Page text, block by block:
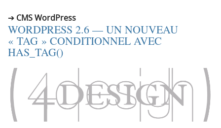
CMS WordPress
WORDPRESS 2.6 — UN NOUVEAU
« TAG » CONDITIONNEL AVEC
HAS_TAG()